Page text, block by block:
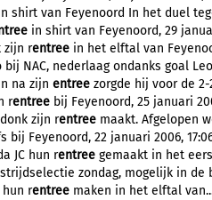
shirt van Feyenoord In het duel
in shirt van Feyenoord, 29
zijn rentree in het elftal van
NAC, nederlaag ondanks goal
na zijn entree zorgde hij voor de 2-
rentree bij Feyenoord, 25 januari
zijn rentree maakt. Afgelopen
bij Feyenoord, 22 januari 2006,
JC hun rentree gemaakt in het
zondag, mogelijk in de
rentree maken in het elftal